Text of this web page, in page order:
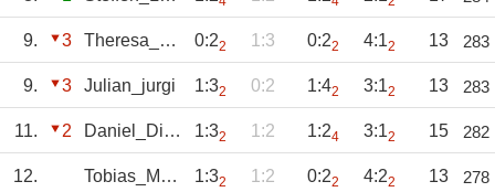
9. 3 Theresa_Schmitt 0:22 1:3 0:22 4:12 13 283
9. 3 Julian_jurgi 1:32 0:2 1:42 3:12 13 283
11. 2 Daniel_Diehl 1:32 1:2 1:24 3:12 15 282
12. Tobias_Mühling 1:32 1:2 0:22 4:22 13 278